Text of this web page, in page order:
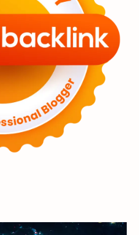
Bulan
Satelit
Aurora
Sponsored
Mars